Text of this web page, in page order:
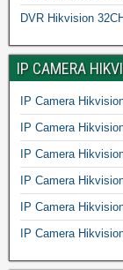
DVR Hikvision
IP CAMERA
IP Camera
IP Camera
IP Camera
IP Camera
IP Camera
IP Camera